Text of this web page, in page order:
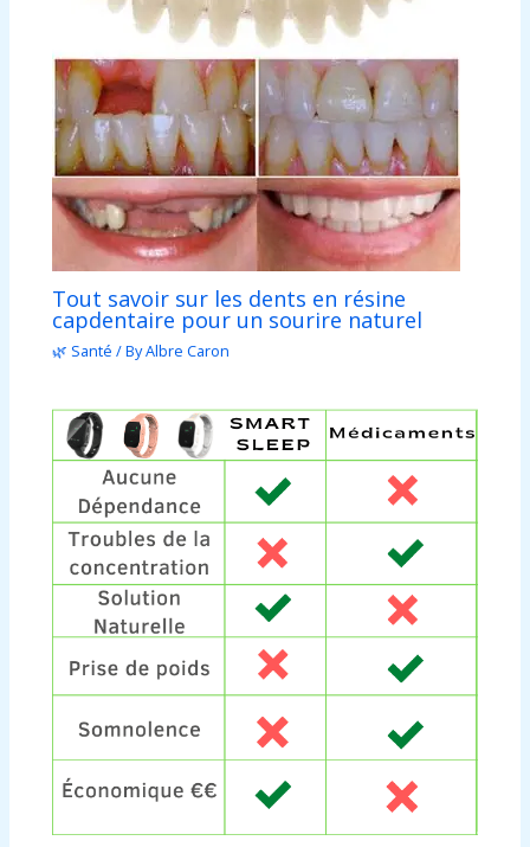
Tout savoir sur les dents en résine
capdentaire pour un sourire naturel
🌿 Santé / ByAlbre Caron